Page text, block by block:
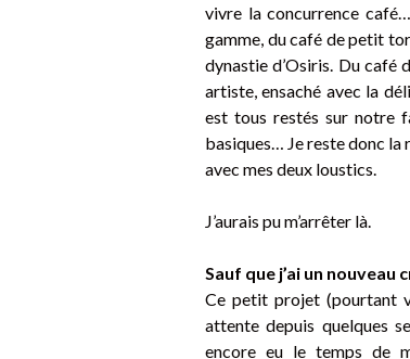
vivre la concurrence
gamme, du café de petit
dynastie d’Osiris. Du café
artiste, ensaché avec la
est tous restés sur notre
basiques… Je reste donc la
avec mes deux loustics.
J’aurais pu m’arrêter là.
Sauf que j’ai un
Ce petit projet (pourtant
attente depuis quelques
encore eu le temps de